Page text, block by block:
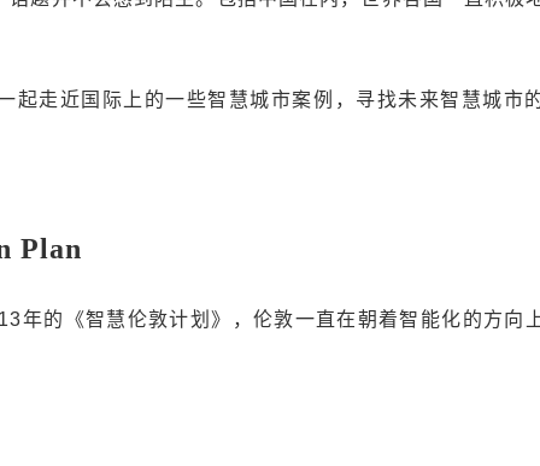
起走近国际上的一些智慧城市案例，寻找未来智慧城市
Plan
年的《智慧伦敦计划》，伦敦一直在朝着智能化的方向